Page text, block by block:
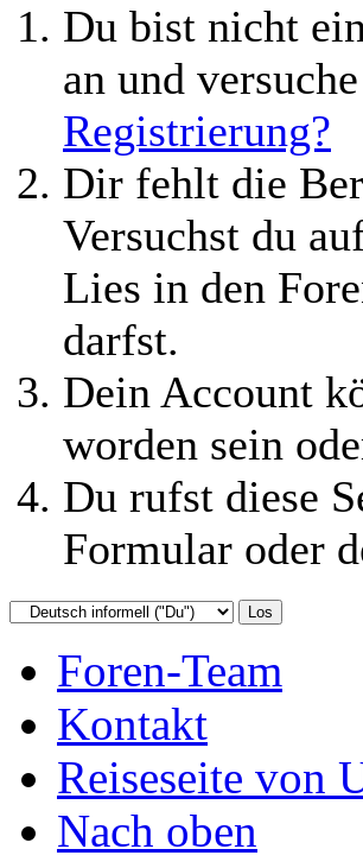
Du bist nicht
an und
Registrierung?
Dir fehlt die
Versuchst du
Lies in den
darfst.
Dein Account
worden sein
Du rufst diese
Formular oder
Foren-Team
Kontakt
Reiseseite von
Nach oben